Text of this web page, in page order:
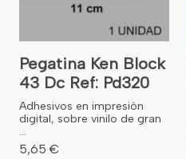
Pegatina Ken Block
43 Dc Ref: Pd320
Adhesivos en impresión
digital, sobre vinilo de gran
...
5,65 €